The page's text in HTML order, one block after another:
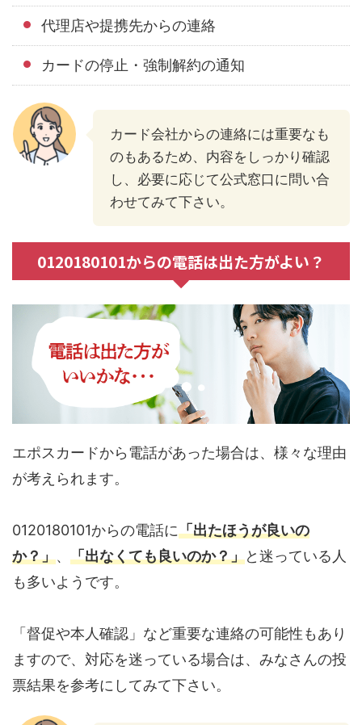
代理店や提携先からの連絡
カードの停止・強制解約の通知
カード会社からの連絡には重要なも
のもあるため、内容をしっかり確認
し、必要に応じて公式窓口に問い合
わせてみて下さい。
0120180101からの電話は出た方がよい？
エポスカードから電話があった場合は、様々な理由
が考えられます。
0120180101からの電話に「出たほうが良いの
か？」、 「出なくても良いのか？」と迷っている人
も多いようです。
「督促や本人確認」など重要な連絡の可能性もあり
ますので、対応を迷っている場合は、みなさんの投
票結果を参考にしてみて下さい。